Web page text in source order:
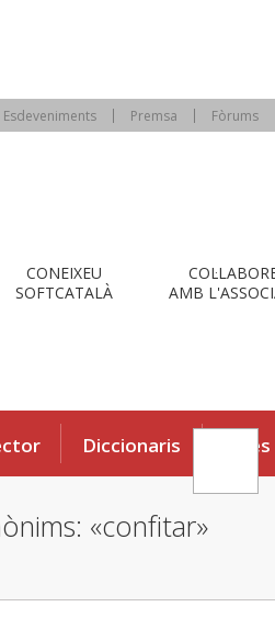
Esdeveniments Premsa Fòrums
CONEIXEU
SOFTCATALÀ
AMB
Diccionaris Eines
«confitar»